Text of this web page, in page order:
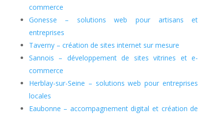
commerce
Gonesse – solutions web pour artisans et
entreprises
Taverny – création de sites internet sur mesure
Sannois – développement de sites vitrines et e-
commerce
Herblay-sur-Seine – solutions web pour entreprises
locales
Eaubonne – accompagnement digital et création de